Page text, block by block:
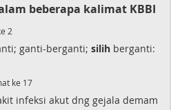
beberapa kalimat KBBI
2
ganti-berganti; silih berganti:
ke 17
infeksi akut dng gejala demam